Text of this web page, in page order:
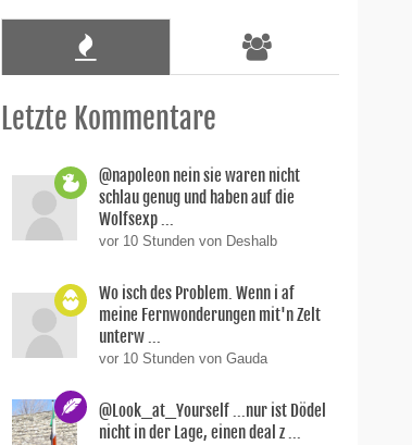
Letzte Kommentare
@napoleon nein sie waren nicht
schlau genug und haben auf die
Wolfsexp ...
vor 10 Stunden von Deshalb
Wo isch des Problem. Wenn i af
meine Fernwonderungen mit'n Zelt
unterw ...
vor 10 Stunden von Gauda
@Look_at_Yourself ...nur ist Dödel
nicht in der Lage, einen deal z ...